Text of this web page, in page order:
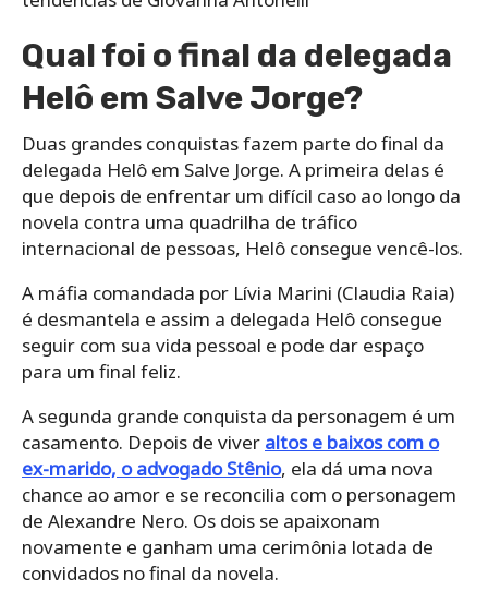
Qual foi o final da delegada
Helô em Salve Jorge?
Duas grandes conquistas fazem parte do final da
delegada Helô em Salve Jorge. A primeira delas é
que depois de enfrentar um difícil caso ao longo da
novela contra uma quadrilha de tráfico
internacional de pessoas, Helô consegue vencê-los.
A máfia comandada por Lívia Marini (Claudia Raia)
é desmantela e assim a delegada Helô consegue
seguir com sua vida pessoal e pode dar espaço
para um final feliz.
A segunda grande conquista da personagem é um
casamento. Depois de viver altos e baixos com o
ex-marido, o advogado Stênio, ela dá uma nova
chance ao amor e se reconcilia com o personagem
de Alexandre Nero. Os dois se apaixonam
novamente e ganham uma cerimônia lotada de
convidados no final da novela.